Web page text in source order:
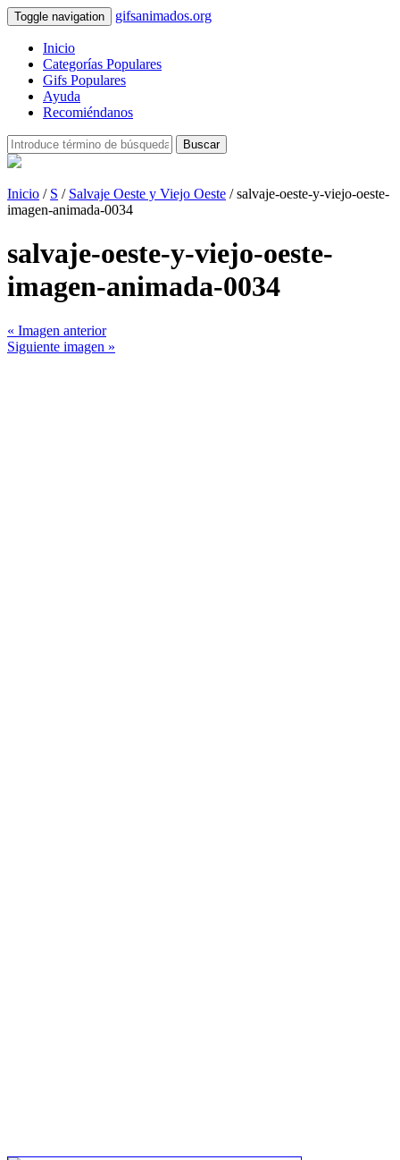
Toggle navigation gifsanimados.org
Inicio
Categorías Populares
Gifs Populares
Ayuda
Recomiéndanos
Buscar
Inicio / S / Salvaje Oeste y Viejo Oeste / salvaje-oeste-y-viejo-oeste-
imagen-animada-0034
salvaje-oeste-y-viejo-oeste-
imagen-animada-0034
« Imagen anterior
Siguiente imagen »